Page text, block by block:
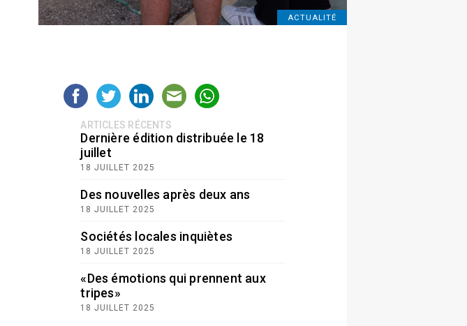
ACTUALITÉ
ARTICLES RÉCENTS
Dernière édition distribuée le 18
juillet
18 JUILLET 2025
Des nouvelles après deux ans
18 JUILLET 2025
Sociétés locales inquiètes
18 JUILLET 2025
«Des émotions qui prennent aux
tripes»
18 JUILLET 2025